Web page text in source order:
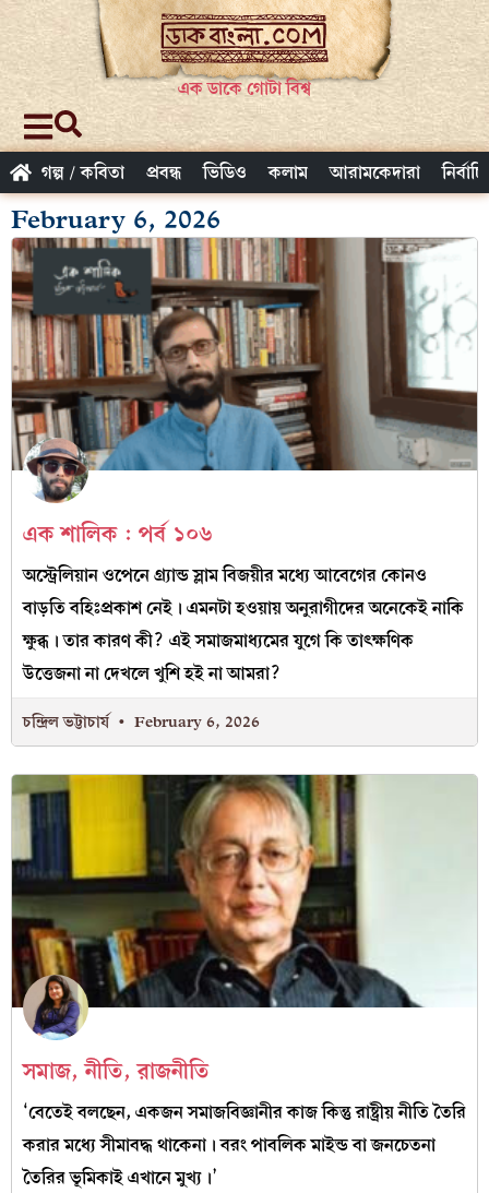
এক ডাকে গোটা বিশ্ব
গল্প / কবিতা প্রবন্ধ ভিডিও কলাম আরামকেদারা
February 6, 2026
এক শালিক : পর্ব ১০৬
অস্ট্রেলিয়ান ওপেনে গ্র্যান্ড স্লাম বিজয়ীর মধ্যে আবেগের কোনও
বাড়তি বহিঃপ্রকাশ নেই। এমনটা হওয়ায় অনুরাগীদের অনেকেই নাকি
ক্ষুব্ধ। তার কারণ কী? এই সমাজমাধ্যমের যুগে কি তাৎক্ষণিক
উত্তেজনা না দেখলে খুশি হই না আমরা?
চন্দ্রিল ভট্টাচার্য February 6, 2026
সমাজ, নীতি, রাজনীতি
‘বেতেই বলছেন, একজন সমাজবিজ্ঞানীর কাজ কিন্তু রাষ্ট্রীয় নীতি তৈরি
করার মধ্যে সীমাবদ্ধ থাকেনা। বরং পাবলিক মাইন্ড বা জনচেতনা
তৈরির ভূমিকাই এখানে মুখ্য।’